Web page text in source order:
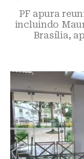
PF apura
incluindo
Brasília,